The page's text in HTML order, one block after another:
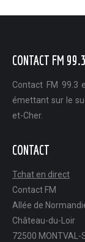
CONTACT FM 99.3
Contact FM 99.3
émettant sur le
et-Cher.
CONTACT
Tchat en direct
Contact FM
Allée de
Château-du-Loir
72500 MONTVAL-